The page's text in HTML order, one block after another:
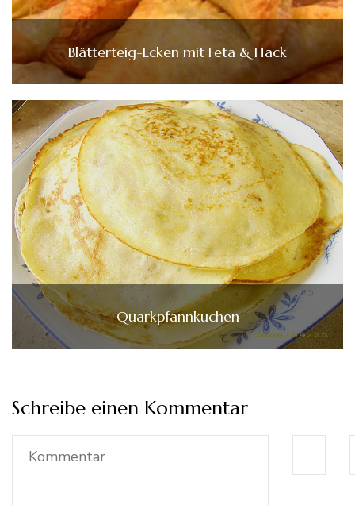
Blätterteig-Ecken mit Feta & Hack
Quarkpfannkuchen
Schreibe einen Kommentar